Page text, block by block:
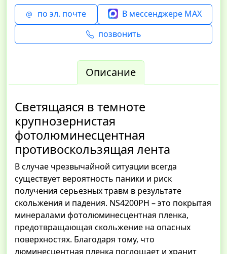
по эл. почте
В мессенджере MAX
позвонить
Описание
Светящаяся в темноте
крупнозернистая
фотолюминесцентная
противоскользящая лента
В случае чрезвычайной ситуации всегда
существует вероятность паники и риск
получения серьезных травм в результате
скольжения и падения. NS4200PH – это покрытая
минералами фотолюминесцентная пленка,
предотвращающая скольжение на опасных
поверхностях. Благодаря тому, что
люминесцентная пленка поглощает и хранит